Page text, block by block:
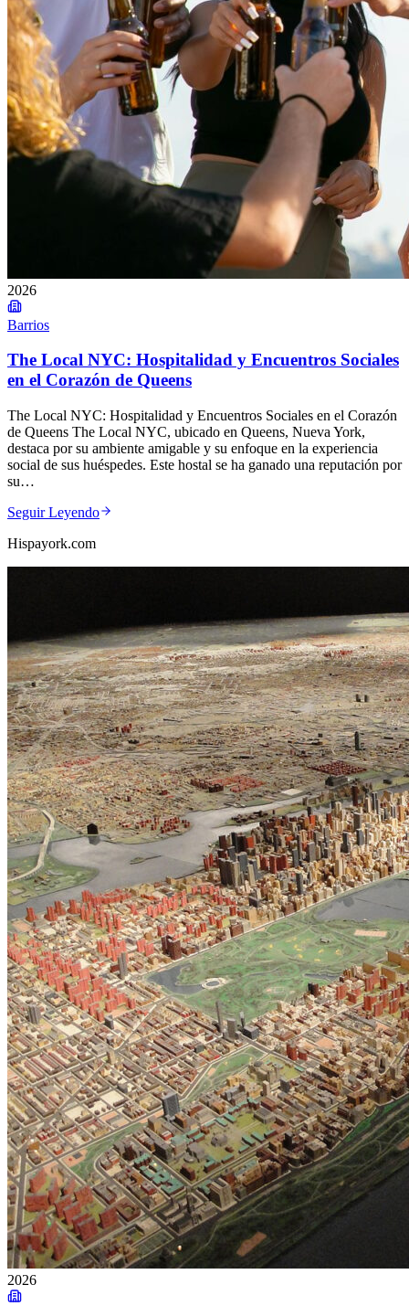
2026
Barrios
The Local NYC: Hospitalidad y Encuentros Sociales
en el Corazón de Queens
The Local NYC: Hospitalidad y Encuentros Sociales en el Corazón
de Queens The Local NYC, ubicado en Queens, Nueva York,
destaca por su ambiente amigable y su enfoque en la experiencia
social de sus huéspedes. Este hostal se ha ganado una reputación por
su…
Seguir Leyendo
Hispayork.com
2026